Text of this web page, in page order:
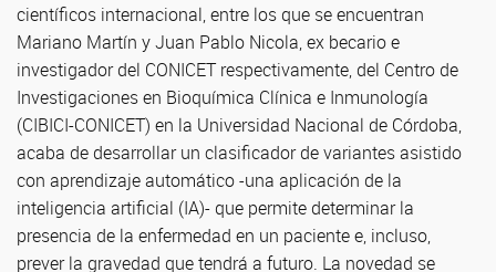
científicos internacional, entre los que se encuentran
Mariano Martín y Juan Pablo Nicola, ex becario e
investigador del CONICET respectivamente, del Centro de
Investigaciones en Bioquímica Clínica e Inmunología
(CIBICI-CONICET) en la Universidad Nacional de Córdoba,
acaba de desarrollar un clasificador de variantes asistido
con aprendizaje automático -una aplicación de la
inteligencia artificial (IA)- que permite determinar la
presencia de la enfermedad en un paciente e, incluso,
prever la gravedad que tendrá a futuro. La novedad se